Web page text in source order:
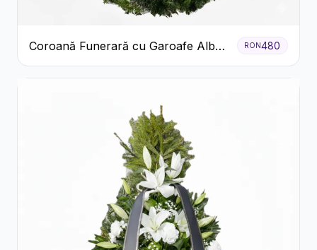
Coroană Funerară cu Garoafe Albe
și Crizanteme
RON 480